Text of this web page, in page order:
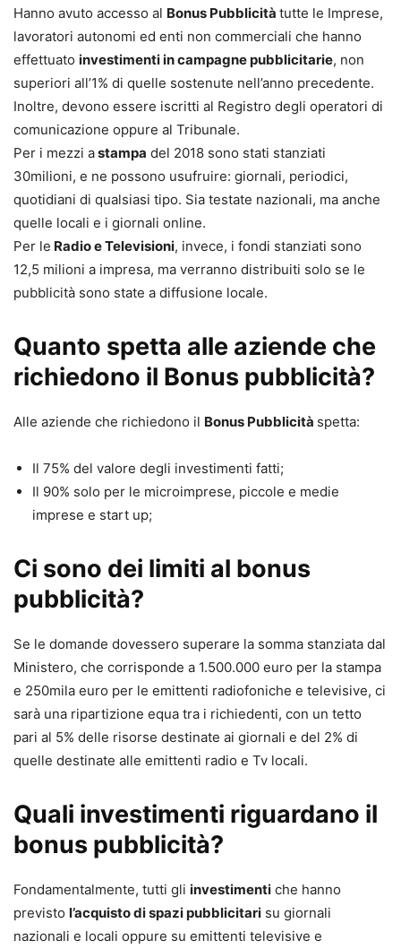
Hanno avuto accesso al Bonus Pubblicità tutte le Imprese,
lavoratori autonomi ed enti non commerciali che hanno
effettuato investimenti in campagne pubblicitarie, non
superiori all’1% di quelle sostenute nell’anno precedente.
Inoltre, devono essere iscritti al Registro degli operatori di
comunicazione oppure al Tribunale.
Per i mezzi astampa del 2018 sono stati stanziati
30milioni, e ne possono usufruire: giornali, periodici,
quotidiani di qualsiasi tipo. Sia testate nazionali, ma anche
quelle locali e i giornali online.
Per le Radio e Televisioni, invece, i fondi stanziati sono
12,5 milioni a impresa, ma verranno distribuiti solo se le
pubblicità sono state a diffusione locale.
Quanto spetta alle aziende che
richiedono il Bonus pubblicità?
Alle aziende che richiedono il Bonus Pubblicità spetta:
Il 75% del valore degli investimenti fatti;
Il 90% solo per le microimprese, piccole e medie
imprese e start up;
Ci sono dei limiti al bonus
pubblicità?
Se le domande dovessero superare la somma stanziata dal
Ministero, che corrisponde a 1.500.000 euro per la stampa
e 250mila euro per le emittenti radiofoniche e televisive, ci
sarà una ripartizione equa tra i richiedenti, con un tetto
pari al 5% delle risorse destinate ai giornali e del 2% di
quelle destinate alle emittenti radio e Tv locali.
Quali investimenti riguardano il
bonus pubblicità?
Fondamentalmente, tutti gli investimenti che hanno
previsto l’acquisto di spazi pubblicitari su giornali
nazionali e locali oppure su emittenti televisive e